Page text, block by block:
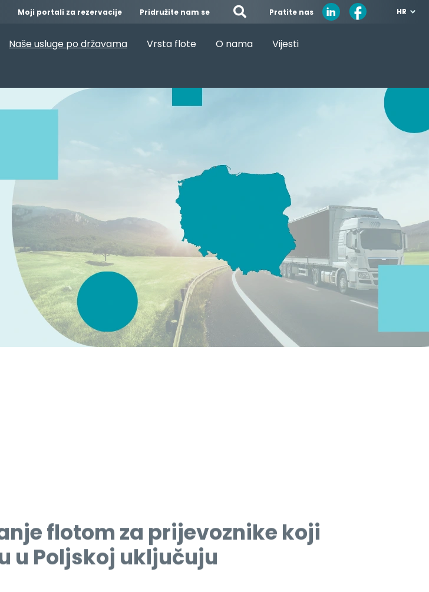
Moji portali za rezervacije Pridružite nam se Pratite nas HR
Naše usluge po državama Vrsta flote O nama
Vijesti